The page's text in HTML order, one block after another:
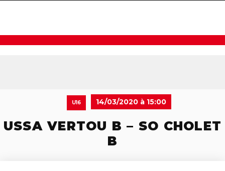
U16 14/03/2020 à 15:00
USSA VERTOU B – SO CHOLET
B